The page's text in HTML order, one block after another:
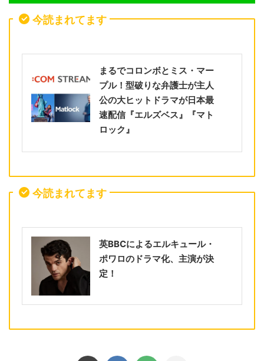
今読まれてます
まるでコロンボとミス・マー
プル！型破りな弁護士が主人
公の大ヒットドラマが日本最
速配信『エルズベス』『マト
ロック』
今読まれてます
英BBCによるエルキュール・
ポワロのドラマ化、主演が決
定！